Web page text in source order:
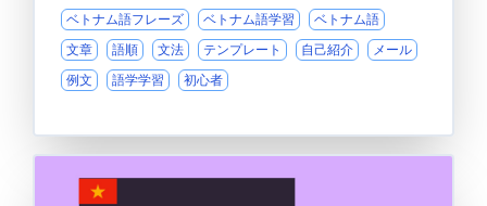
ベトナム語フレーズ ベトナム語学習
ベトナム語
文章
語順 文法 テンプレート 自己紹介
メール
例文
語学学習 初心者